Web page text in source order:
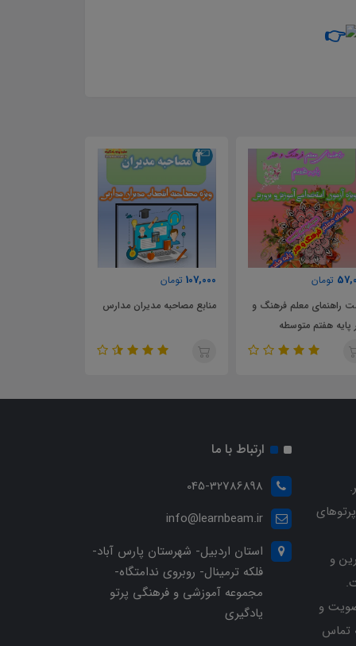
تومان
راهنمای معلم فرهنگ و
پایه هفتم متوسطه
107,000 تومان
منابع مصاحبه مدیران مدارس
و
و
خرید با شماره تلفن 04532786898 تماس
ارتباط با ما
045-32786898
info@learnbeam.ir
استان اردبیل- شهرستان پارس آباد-
فلکه ترمینال- روبروی ندامتگاه-
مجموعه آموزشی و فرهنگی پرتو
یادگیری